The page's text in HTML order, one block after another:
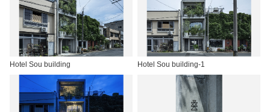
Hotel Sou building Hotel Sou building-1